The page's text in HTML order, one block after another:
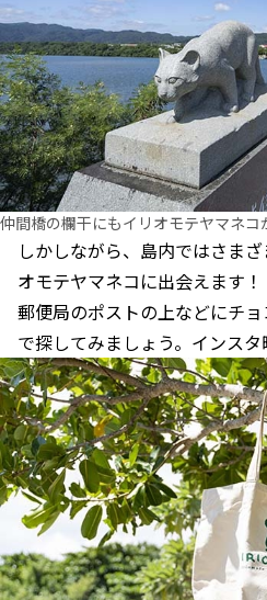
仲間橋の欄干にもイリオモテヤマネコ
しかしながら、島内ではさま
オモテヤマネコに出会えます
郵便局のポストの上などにチ
で探してみましょう。インス